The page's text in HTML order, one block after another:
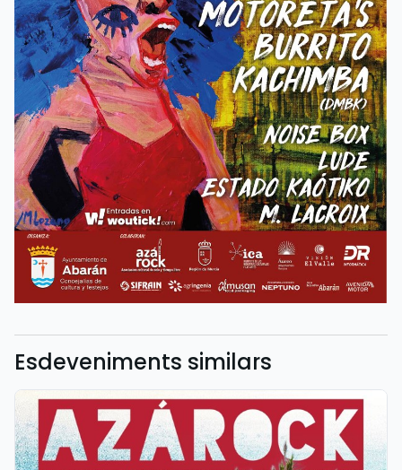
Esdeveniments similars